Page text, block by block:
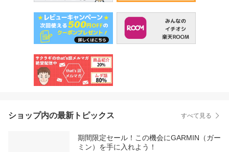
ショップ内の最新トピックス すべて見る
期間限定セール！この機会にGARMIN（ガー
ミン）を手に入れよう！